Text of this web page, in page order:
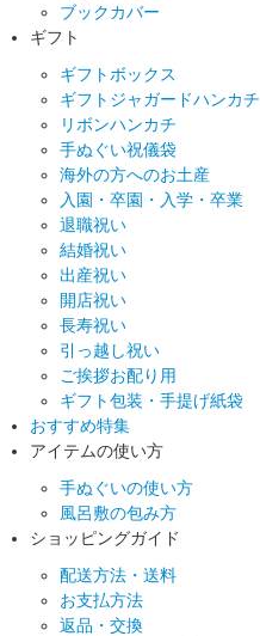
ブックカバー
ギフト
ギフトボックス
ギフトジャガードハンカチ
リボンハンカチ
手ぬぐい祝儀袋
海外の方へのお土産
入園・卒園・入学・卒業
退職祝い
結婚祝い
出産祝い
開店祝い
長寿祝い
引っ越し祝い
ご挨拶お配り用
ギフト包装・手提げ紙袋
おすすめ特集
アイテムの使い方
手ぬぐいの使い方
風呂敷の包み方
ショッピングガイド
配送方法・送料
お支払方法
返品・交換